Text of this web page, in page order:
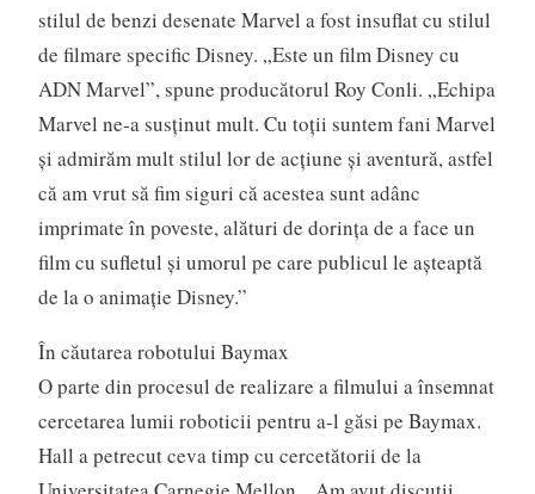
stilul de benzi desenate Marvel a fost insuflat cu stilul
de filmare specific Disney. „Este un film Disney cu
ADN Marvel”, spune producătorul Roy Conli. „Echipa
Marvel ne-a susţinut mult. Cu toţii suntem fani Marvel
şi admirăm mult stilul lor de acţiune şi aventură, astfel
că am vrut să fim siguri că acestea sunt adânc
imprimate în poveste, alături de dorinţa de a face un
film cu sufletul şi umorul pe care publicul le aşteaptă
de la o animaţie Disney.”
În căutarea robotului Baymax
O parte din procesul de realizare a filmului a însemnat
cercetarea lumii roboticii pentru a-l găsi pe Baymax.
Hall a petrecut ceva timp cu cercetătorii de la